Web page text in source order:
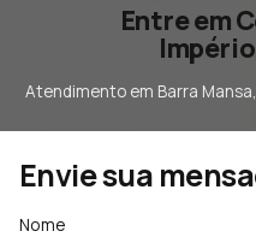
Entre em
Atendimento em Barra
Envie sua
Nome